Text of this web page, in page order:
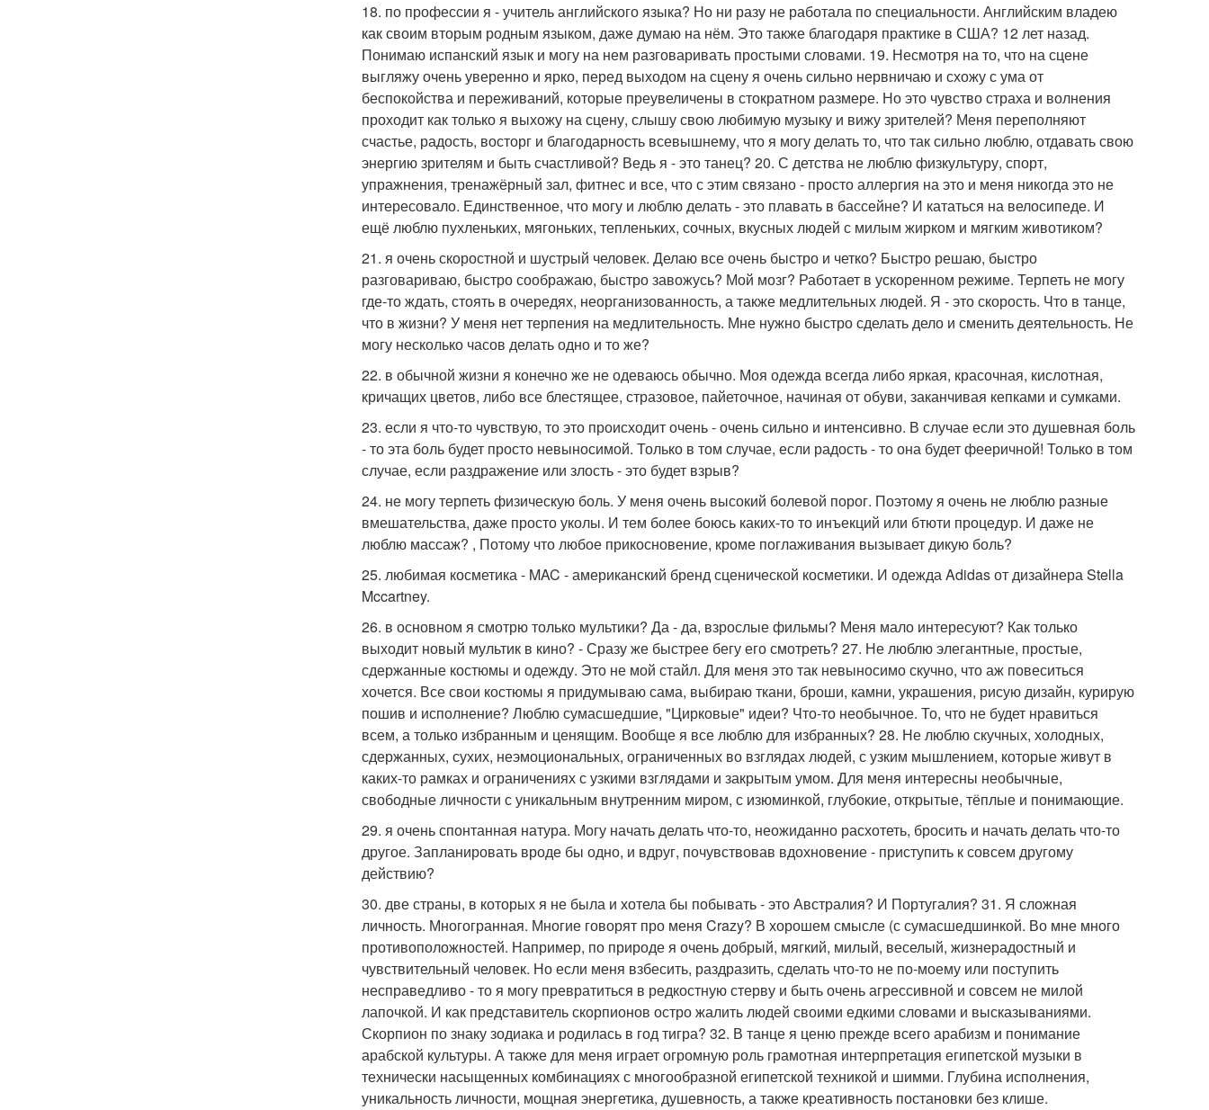
18. по профессии я - учитель английского языка? Но ни разу не работала по специальности. Английским владею
как своим вторым родным языком, даже думаю на нём. Это также благодаря практике в США? 12 лет назад.
Понимаю испанский язык и могу на нем разговаривать простыми словами. 19. Несмотря на то, что на сцене
выгляжу очень уверенно и ярко, перед выходом на сцену я очень сильно нервничаю и схожу с ума от
беспокойства и переживаний, которые преувеличены в стократном размере. Но это чувство страха и волнения
проходит как только я выхожу на сцену, слышу свою любимую музыку и вижу зрителей? Меня переполняют
счастье, радость, восторг и благодарность всевышнему, что я могу делать то, что так сильно люблю, отдавать свою
энергию зрителям и быть счастливой? Ведь я - это танец? 20. С детства не люблю физкультуру, спорт,
упражнения, тренажёрный зал, фитнес и все, что с этим связано - просто аллергия на это и меня никогда это не
интересовало. Единственное, что могу и люблю делать - это плавать в бассейне? И кататься на велосипеде. И
ещё люблю пухленьких, мягоньких, тепленьких, сочных, вкусных людей с милым жирком и мягким животиком?
21. я очень скоростной и шустрый человек. Делаю все очень быстро и четко? Быстро решаю, быстро
разговариваю, быстро соображаю, быстро завожусь? Мой мозг? Работает в ускоренном режиме. Терпеть не могу
где-то ждать, стоять в очередях, неорганизованность, а также медлительных людей. Я - это скорость. Что в танце,
что в жизни? У меня нет терпения на медлительность. Мне нужно быстро сделать дело и сменить деятельность. Не
могу несколько часов делать одно и то же?
22. в обычной жизни я конечно же не одеваюсь обычно. Моя одежда всегда либо яркая, красочная, кислотная,
кричащих цветов, либо все блестящее, стразовое, пайеточное, начиная от обуви, заканчивая кепками и сумками.
23. если я что-то чувствую, то это происходит очень - очень сильно и интенсивно. В случае если это душевная боль
- то эта боль будет просто невыносимой. Только в том случае, если радость - то она будет фееричной! Только в том
случае, если раздражение или злость - это будет взрыв?
24. не могу терпеть физическую боль. У меня очень высокий болевой порог. Поэтому я очень не люблю разные
вмешательства, даже просто уколы. И тем более боюсь каких-то то инъекций или бтюти процедур. И даже не
люблю массаж? , Потому что любое прикосновение, кроме поглаживания вызывает дикую боль?
25. любимая косметика - MAC - американский бренд сценической косметики. И одежда Adidas от дизайнера Stella
Mccartney.
26. в основном я смотрю только мультики? Да - да, взрослые фильмы? Меня мало интересуют? Как только
выходит новый мультик в кино? - Сразу же быстрее бегу его смотреть? 27. Не люблю элегантные, простые,
сдержанные костюмы и одежду. Это не мой стайл. Для меня это так невыносимо скучно, что аж повеситься
хочется. Все свои костюмы я придумываю сама, выбираю ткани, броши, камни, украшения, рисую дизайн, курирую
пошив и исполнение? Люблю сумасшедшие, "Цирковые" идеи? Что-то необычное. То, что не будет нравиться
всем, а только избранным и ценящим. Вообще я все люблю для избранных? 28. Не люблю скучных, холодных,
сдержанных, сухих, неэмоциональных, ограниченных во взглядах людей, с узким мышлением, которые живут в
каких-то рамках и ограничениях с узкими взглядами и закрытым умом. Для меня интересны необычные,
свободные личности с уникальным внутренним миром, с изюминкой, глубокие, открытые, тёплые и понимающие.
29. я очень спонтанная натура. Могу начать делать что-то, неожиданно расхотеть, бросить и начать делать что-то
другое. Запланировать вроде бы одно, и вдруг, почувствовав вдохновение - приступить к совсем другому
действию?
30. две страны, в которых я не была и хотела бы побывать - это Австралия? И Португалия? 31. Я сложная
личность. Многогранная. Многие говорят про меня Crazy? В хорошем смысле (с сумасшедшинкой. Во мне много
противоположностей. Например, по природе я очень добрый, мягкий, милый, веселый, жизнерадостный и
чувствительный человек. Но если меня взбесить, раздразить, сделать что-то не по-моему или поступить
несправедливо - то я могу превратиться в редкостную стерву и быть очень агрессивной и совсем не милой
лапочкой. И как представитель скорпионов остро жалить людей своими едкими словами и высказываниями.
Скорпион по знаку зодиака и родилась в год тигра? 32. В танце я ценю прежде всего арабизм и понимание
арабской культуры. А также для меня играет огромную роль грамотная интерпретация египетской музыки в
технически насыщенных комбинациях с многообразной египетской техникой и шимми. Глубина исполнения,
уникальность личности, мощная энергетика, душевность, а также креативность постановки без клише.